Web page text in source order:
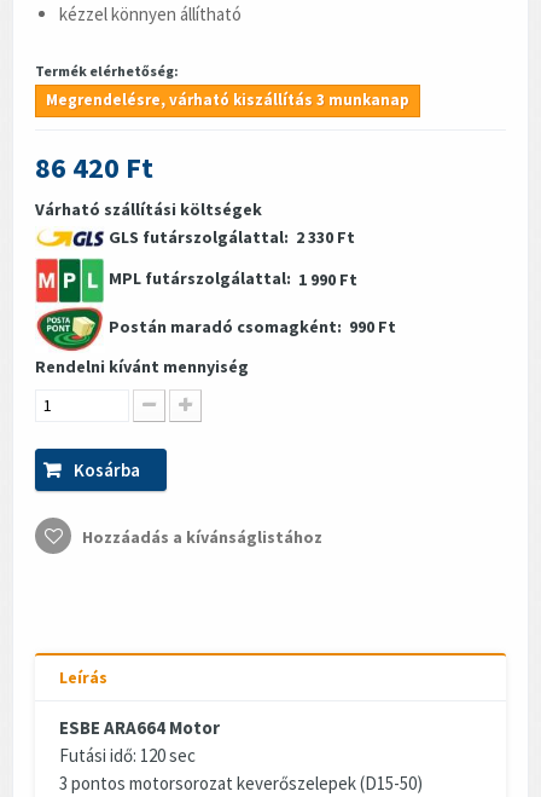
kézzel könnyen állítható
Termék elérhetőség:
Megrendelésre, várható kiszállítás 3 munkanap
86 420 Ft
Várható szállítási költségek
GLS futárszolgálattal: 2 330 Ft
MPL futárszolgálattal: 1 990 Ft
Postán maradó csomagként: 990 Ft
Rendelni kívánt mennyiség
Kosárba
Hozzáadás a kívánságlistához
Leírás
ESBE ARA664 Motor
Futási idő: 120 sec
3 pontos motorsorozat keverőszelepek (D15-50)